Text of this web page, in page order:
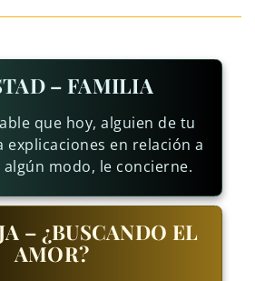
– FAMILIA
que hoy, alguien de tu
explicaciones en relación a
modo, le concierne.
– ¿BUSCANDO EL
AMOR?